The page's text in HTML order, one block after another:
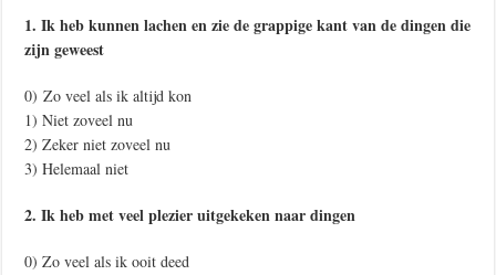
1. Ik heb kunnen lachen en zie de grappige kant van de dingen die
zijn geweest
0) Zo veel als ik altijd kon
1) Niet zoveel nu
2) Zeker niet zoveel nu
3) Helemaal niet
2. Ik heb met veel plezier uitgekeken naar dingen
0) Zo veel als ik ooit deed